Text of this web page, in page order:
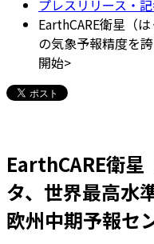
プレスリリース・
EarthCARE衛星（
の気象予報精度を
開始>
EarthCARE衛星
タ、世界最高水
欧州中期予報セ